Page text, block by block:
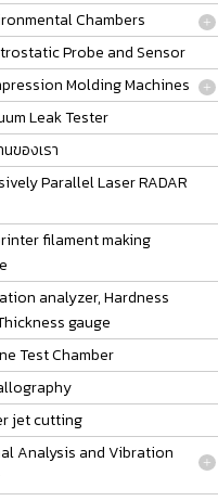
Chambers
Probe and Sensor
Molding Machines
Leak Tester
ของเรา
Parallel Laser RADAR
filament making
analyzer, Hardness
gauge
Test Chamber
jet cutting
Analysis and Vibration